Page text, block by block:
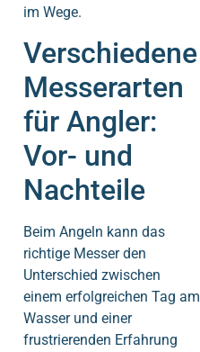
im Wege.
Verschiedene
Messerarten
für Angler:
Vor- und
Nachteile
Beim Angeln kann das
richtige Messer den
Unterschied zwischen
einem erfolgreichen Tag am
Wasser und einer
frustrierenden Erfahrung